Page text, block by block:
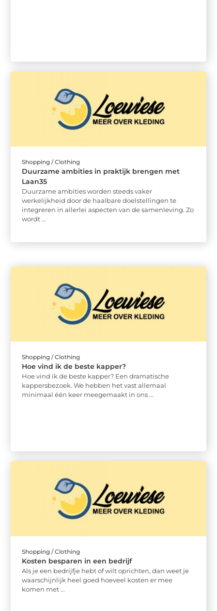
Shopping / Clothing
Duurzame ambities in praktijk brengen met
Laan35
Duurzame ambities worden steeds vaker
werkelijkheid door de haalbare doelstellingen te
integreren in allerlei aspecten van de samenleving. Zo
wordt ...
Shopping / Clothing
Hoe vind ik de beste kapper?
Hoe vind ik de beste kapper? Een dramatische
kappersbezoek. We hebben het vast allemaal
minimaal één keer meegemaakt in ons ...
Shopping / Clothing
Kosten besparen in een bedrijf
Als je een bedrijfje hebt of wilt oprichten, dan weet je
waarschijnlijk heel goed hoeveel kosten er mee
komen met ...